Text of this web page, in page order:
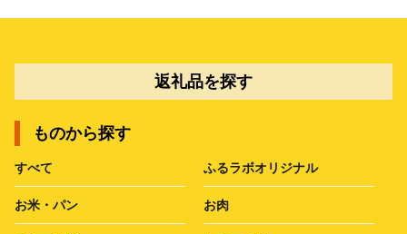
返礼品を探す
ものから探す
すべて ふるラボオリジナル
お米・パン お肉